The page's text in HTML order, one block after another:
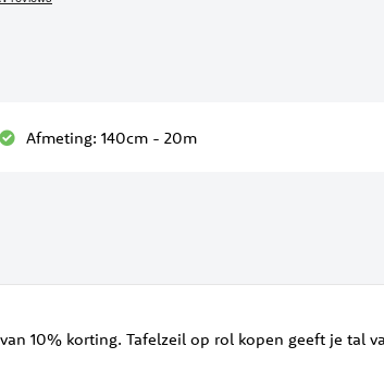
Afmeting: 140cm - 20m
10% korting. Tafelzeil op rol kopen geeft je tal